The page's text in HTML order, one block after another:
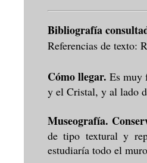
Bibliografía
Referencias de texto:
Cómo llegar.Es muy
y el Cristal, y al lado
Museografía.
de tipo textural y
estudiaría todo el